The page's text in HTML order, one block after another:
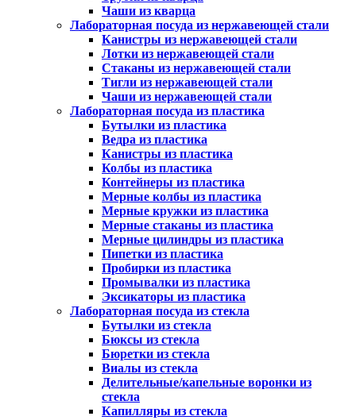
Чаши из кварца
Лабораторная посуда из нержавеющей стали
Канистры из нержавеющей стали
Лотки из нержавеющей стали
Стаканы из нержавеющей стали
Тигли из нержавеющей стали
Чаши из нержавеющей стали
Лабораторная посуда из пластика
Бутылки из пластика
Ведра из пластика
Канистры из пластика
Колбы из пластика
Контейнеры из пластика
Мерные колбы из пластика
Мерные кружки из пластика
Мерные стаканы из пластика
Мерные цилиндры из пластика
Пипетки из пластика
Пробирки из пластика
Промывалки из пластика
Эксикаторы из пластика
Лабораторная посуда из стекла
Бутылки из стекла
Бюксы из стекла
Бюретки из стекла
Виалы из стекла
Делительные/капельные воронки из
стекла
Капилляры из стекла